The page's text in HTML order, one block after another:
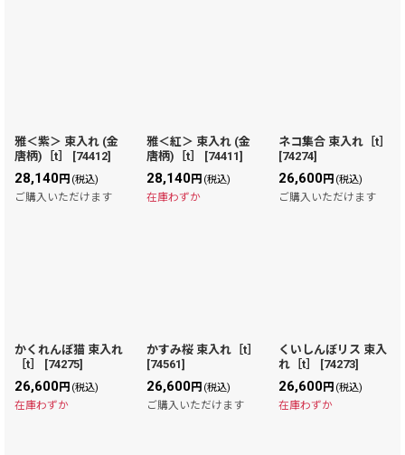
雅＜紫＞ 束入れ (金
唐柄)［t］
[74412]
28,140円 (税込)
ご購入いただけます
雅＜紅＞ 束入れ (金
唐柄)［t］
[74411]
28,140円 (税込)
在庫わずか
ネコ集合 束入れ［t］
[74274]
26,600円 (税込)
ご購入いただけます
かくれんぼ猫 束入れ
［t］
[74275]
26,600円 (税込)
在庫わずか
かすみ桜 束入れ［t］
[74561]
26,600円 (税込)
ご購入いただけます
くいしんぼリス 束入
れ［t］
[74273]
26,600円 (税込)
在庫わずか